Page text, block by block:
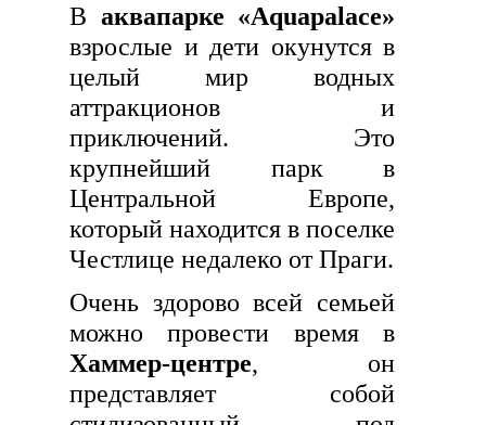
В аквапарке «Aquapalace»
взрослые и дети окунутся в
целый мир водных
аттракционов и
приключений. Это
крупнейший парк в
Центральной Европе,
который находится в поселке
Честлице недалеко от Праги.
Очень здорово всей семьей
можно провести время в
Хаммер-центре, он
представляет собой